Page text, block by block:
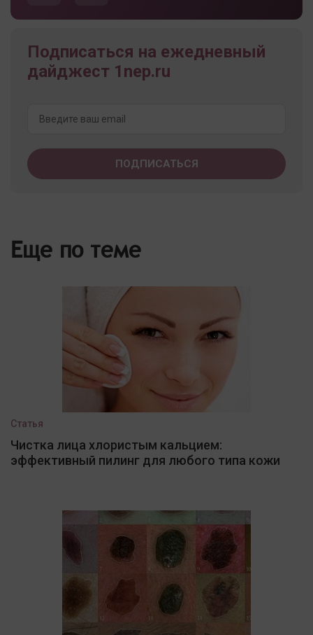
Подписаться на ежедневный
дайджест 1nep.ru
Еще по теме
Статья
Чистка лица хлористым кальцием:
эффективный пилинг для любого типа кожи